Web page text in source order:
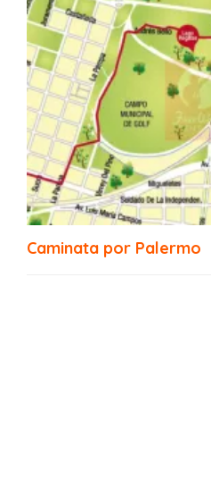
EcoRuta de Buenos Aires
Caminata por Palermo